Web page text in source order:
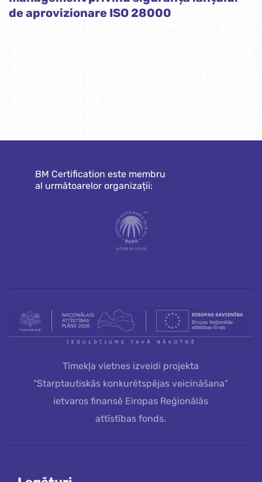
de aprovizionare ISO 28000
BM Certification este membru
al următoarelor organizații:
Tīmekļa vietnes izveidi projekta
“Starptautiskās konkurētspējas veicināšana”
ietvaros finansē Eiropas Reģionālās
attīstības fonds.